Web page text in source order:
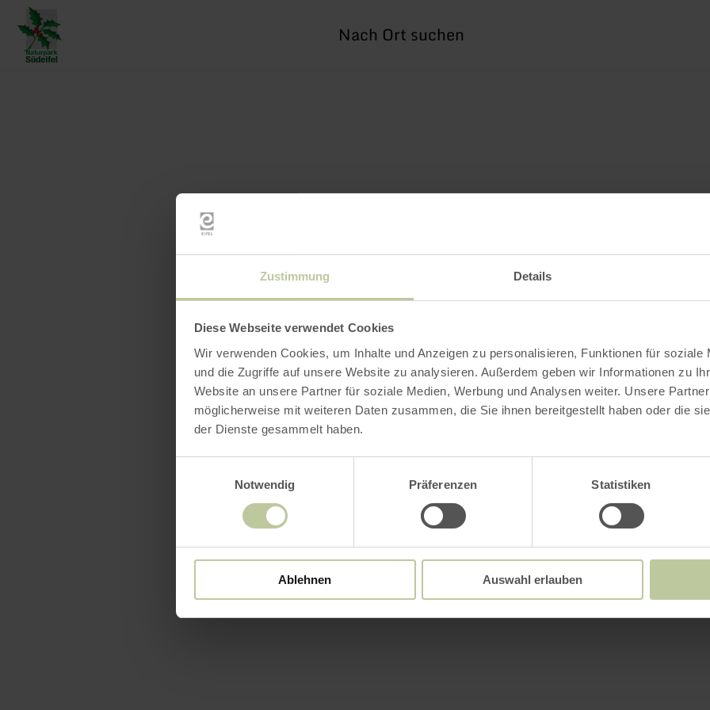
Zustimmung Details
Diese Webseite verwendet Cookies
Wir verwenden Cookies, um Inhalte und Anzeigen zu personalisieren, Funktionen für soziale
und die Zugriffe auf unsere Website zu analysieren. Außerdem geben wir Informationen zu
Website an unsere Partner für soziale Medien, Werbung und Analysen weiter. Unsere
möglicherweise mit weiteren Daten zusammen, die Sie ihnen bereitgestellt haben oder die
der Dienste gesammelt haben.
Notwendig
Präferenzen Statistiken
Ablehnen Auswahl erlauben
suche